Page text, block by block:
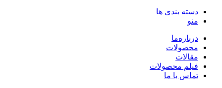
دسته بندی ها
منو
درباره‌ما
محصولات
مقالات
فیلم محصولات
تماس با ما